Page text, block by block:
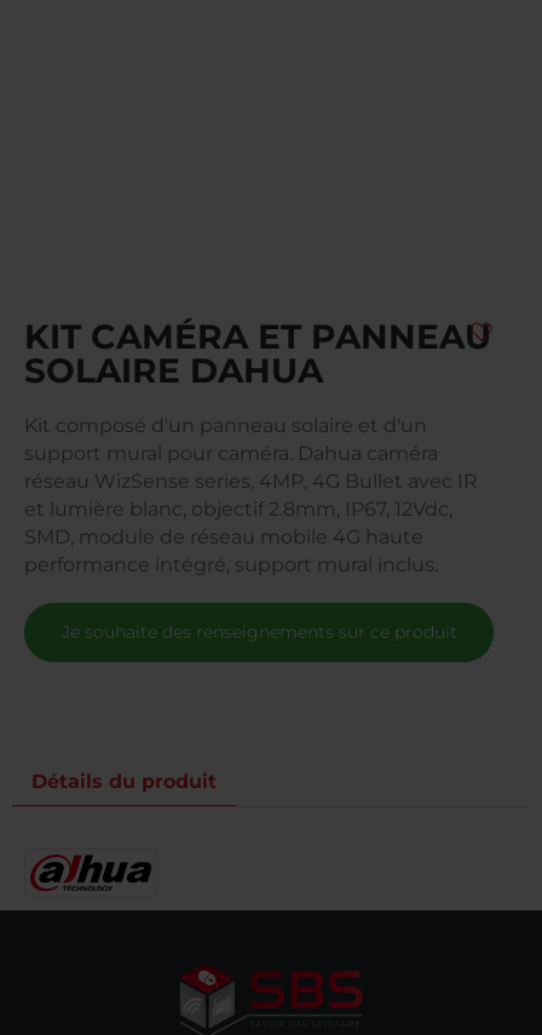
KIT CAMÉRA ET PANNEAU
SOLAIRE DAHUA
Kit composé d'un panneau solaire et d'un
support mural pour caméra. Dahua caméra
réseau WizSense series, 4MP, 4G Bullet avec IR
et lumière blanc, objectif 2.8mm, IP67, 12Vdc,
SMD, module de réseau mobile 4G haute
performance intégré, support mural inclus.
Je souhaite des renseignements sur ce produit
Détails du produit